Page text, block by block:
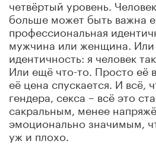
четвёртый уровень.
больше может быть важна
профессиональная
мужчина или женщина. Или
идентичность: я человек
Или ещё что-то. Просто её
её цена спускается. И всё,
гендера, секса – всё это
сакральным, менее
эмоционально значимым,
уж и плохо.